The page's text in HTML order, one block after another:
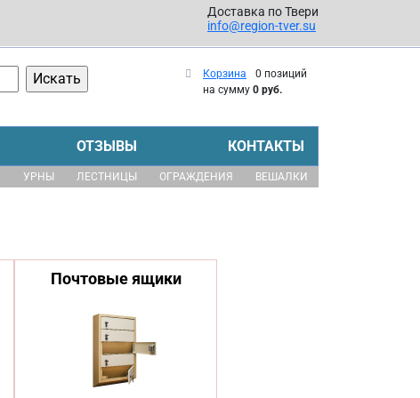
Доставка по Твери
info@region-tver.su
Корзина
0 позиций
на сумму 0 руб.
ОТЗЫВЫ КОНТАКТЫ
УРНЫ ЛЕСТНИЦЫ ОГРАЖДЕНИЯ ВЕШАЛКИ
Почтовые ящики